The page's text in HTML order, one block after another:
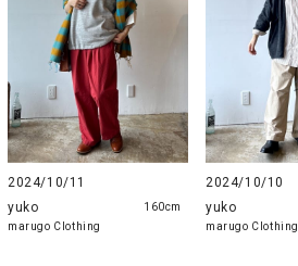
（ｇ） （グラム）
Gives a sense of fullment
HUNTER（ハンター）
ICHI（イチ）
ILIMA（イリマ）
2024/10/11
yuko
marugo Clothing
160cm
2024/10/10
yuko
marugo Clothing